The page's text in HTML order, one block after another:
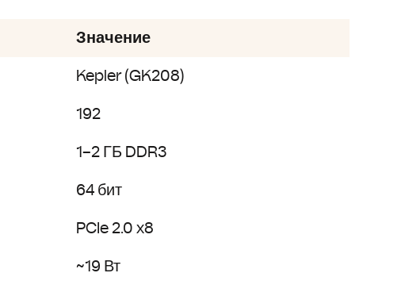
Значение
Kepler (GK208)
192
1–2 ГБ DDR3
64 бит
PCIe 2.0 x8
~19 Вт